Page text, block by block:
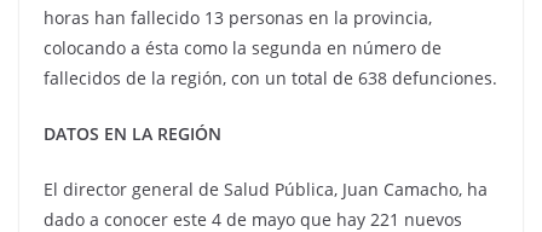
horas han fallecido 13 personas en la provincia,
colocando a ésta como la segunda en número de
fallecidos de la región, con un total de 638 defunciones.
DATOS EN LA REGIÓN
El director general de Salud Pública, Juan Camacho, ha
dado a conocer este 4 de mayo que hay 221 nuevos